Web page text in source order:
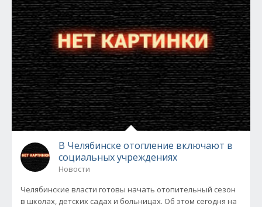
В Челябинске отопление включают в
социальных учреждениях
Новости
Челябинские власти готовы начать отопительный сезон
в школах, детских садах и больницах. Об этом сегодня на